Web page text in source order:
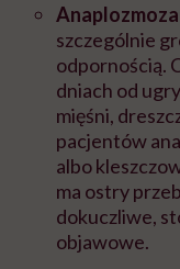
Anaplozmoza
szczególnie
odpornością.
dniach od
mięśni,
pacjentów
albo
ma ostry
dokuczliwe,
objawowe.